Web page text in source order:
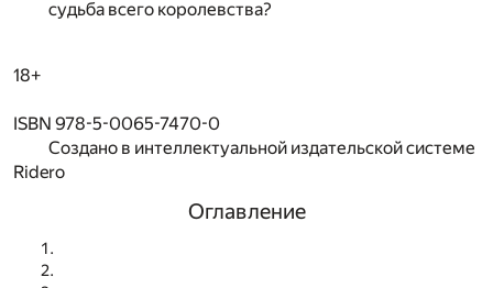
судьба всего королевства?
18+
ISBN 978-5-0065-7470-0
Создано в интеллектуальной издательской системе
Ridero
Оглавление